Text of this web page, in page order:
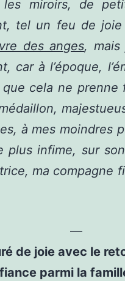
miroirs, de
tel un feu de joie
des anges,
car à l’époque,
que cela ne
à mes moindres
plus infime, sur
ma compagne
—
de joie avec le
parmi la